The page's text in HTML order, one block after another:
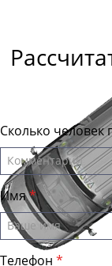
Сколько человек
Имя
Телефон